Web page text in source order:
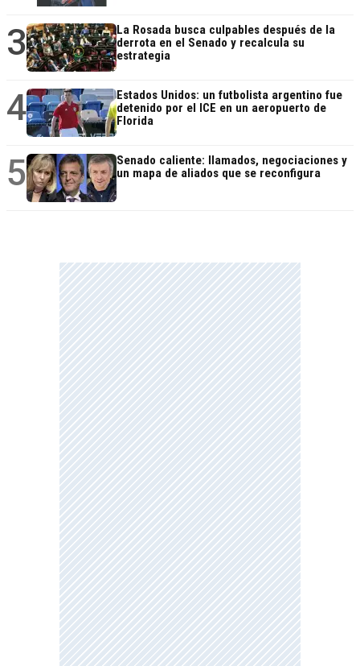
3
La Rosada busca culpables después de la
derrota en el Senado y recalcula su
estrategia
4
Estados Unidos: un futbolista argentino fue
detenido por el ICE en un aeropuerto de
Florida
5
Senado caliente: llamados, negociaciones y
un mapa de aliados que se reconfigura